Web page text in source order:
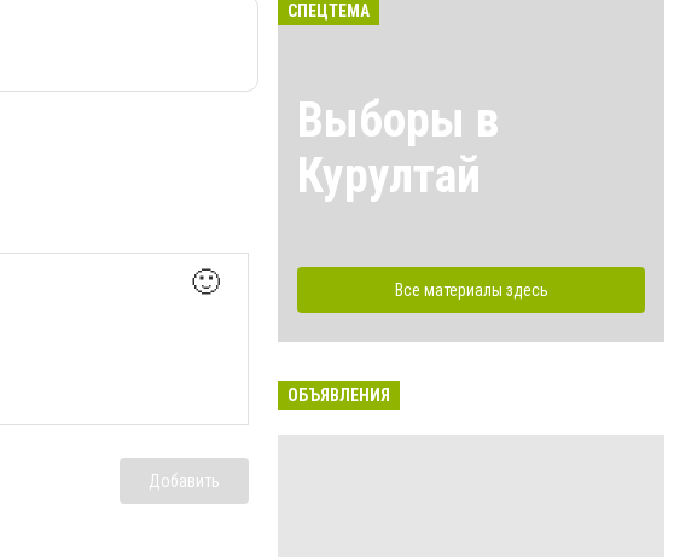
🙂
Добавить
СПЕЦТЕМА
Выборы в
Курултай
Все материалы здесь
ОБЪЯВЛЕНИЯ